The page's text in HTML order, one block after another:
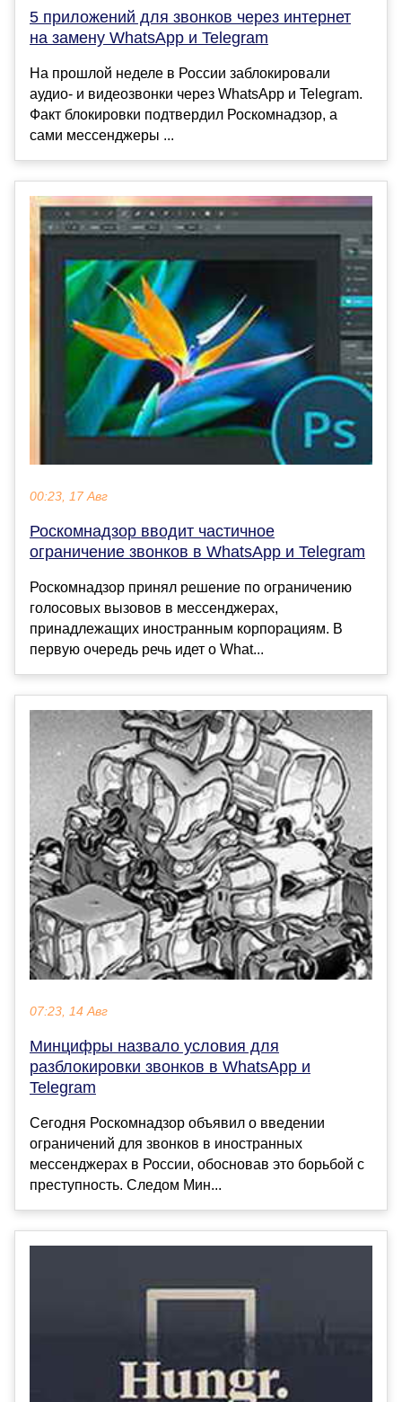
5 приложений для звонков через интернет
на замену WhatsApp и Telegram
На прошлой неделе в России заблокировали
аудио- и видеозвонки через WhatsApp и Telegram.
Факт блокировки подтвердил Роскомнадзор, а
сами мессенджеры ...
00:23, 17 Авг
Роскомнадзор вводит частичное
ограничение звонков в WhatsApp и Telegram
Роскомнадзор принял решение по ограничению
голосовых вызовов в мессенджерах,
принадлежащих иностранным корпорациям. В
первую очередь речь идет о What...
07:23, 14 Авг
Минцифры назвало условия для
разблокировки звонков в WhatsApp и
Telegram
Сегодня Роскомнадзор объявил о введении
ограничений для звонков в иностранных
мессенджерах в России, обосновав это борьбой с
преступность. Следом Мин...